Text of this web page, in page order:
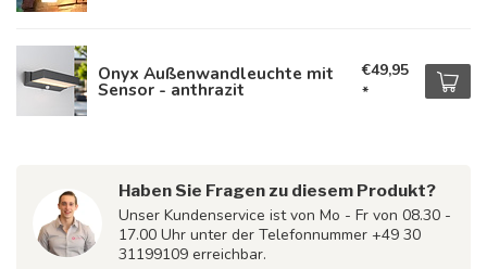
Onyx Außenwandleuchte mit
Sensor - anthrazit
€49,95
*
Haben Sie Fragen zu diesem Produkt?
Unser Kundenservice ist von Mo - Fr von 08.30 -
17.00 Uhr unter der Telefonnummer +49 30
31199109 erreichbar.